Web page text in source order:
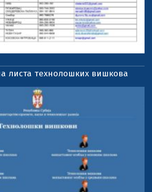
листа технолошких вишкова